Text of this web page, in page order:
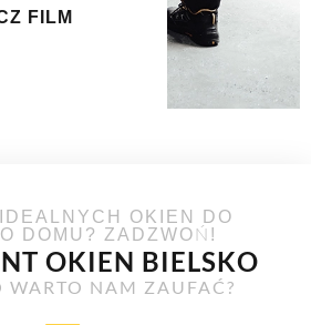
FILM
OKIEN DO
DOMU? ZADZWOŃ!
OKIEN BIELSKO
WARTO NAM ZAUFAĆ?